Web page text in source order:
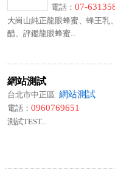
電話： 07-
大崗山純正龍眼蜂蜜、蜂王乳
醋、評鑑龍眼蜂蜜...
網站測試
台北市中正區: 網站測試
電話： 0960769651
測試TEST...